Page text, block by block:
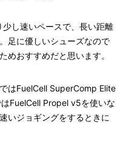
し速いペースで、長い距離
足に優しいシューズなので
めおすすめだと思います。
はFuelCell SuperComp Elite
FuelCell Propel v5を使いな
いジョギングをするときに